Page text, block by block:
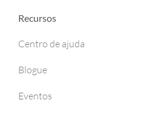
Recursos
Centro de ajuda
Blogue
Eventos